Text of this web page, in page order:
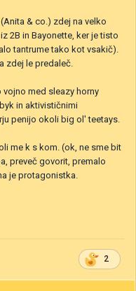
& co.) zdej na velko
2B in Bayonette, ker je tisto
tantrume tako kot vsakič).
zdej le predaleč.
med sleazy horny
in aktivističnimi
penijo okoli big ol' teetays.
me k s kom. (ok, ne sme bit
preveč govorit, premalo
je protagonistka.
2